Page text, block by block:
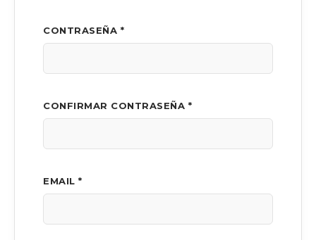
CONTRASEÑA *
CONFIRMAR CONTRASEÑA *
EMAIL *